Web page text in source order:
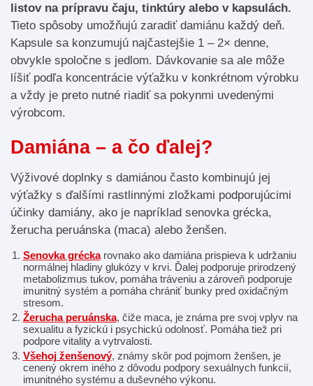
listov na prípravu čaju, tinktúry alebo v kapsulách.
Tieto spôsoby umožňujú zaradiť damiánu každý deň.
Kapsule sa konzumujú najčastejšie 1 – 2× denne,
obvykle spoločne s jedlom. Dávkovanie sa ale môže
líšiť podľa koncentrácie výťažku v konkrétnom výrobku
a vždy je preto nutné riadiť sa pokynmi uvedenými
výrobcom.
Damiána – a čo ďalej?
Výživové doplnky s damiánou často kombinujú jej
výťažky s ďalšími rastlinnými zložkami podporujúcimi
účinky damiány, ako je napríklad senovka grécka,
žerucha peruánska (maca) alebo ženšen.
Senovka gréckarovnako ako damiána prispieva k udržaniu
normálnej hladiny glukózy v krvi. Ďalej podporuje prirodzený
metabolizmus tukov, pomáha tráveniu a zároveň podporuje
imunitný systém a pomáha chrániť bunky pred oxidačným
stresom.
Žerucha peruánska, čiže maca, je známa pre svoj vplyv na
sexualitu a fyzickú i psychickú odolnosť. Pomáha tiež pri
podpore vitality a vytrvalosti.
Všehoj ženšenový, známy skôr pod pojmom ženšen, je
cenený okrem iného z dôvodu podpory sexuálnych funkcií,
imunitného systému a duševného výkonu.